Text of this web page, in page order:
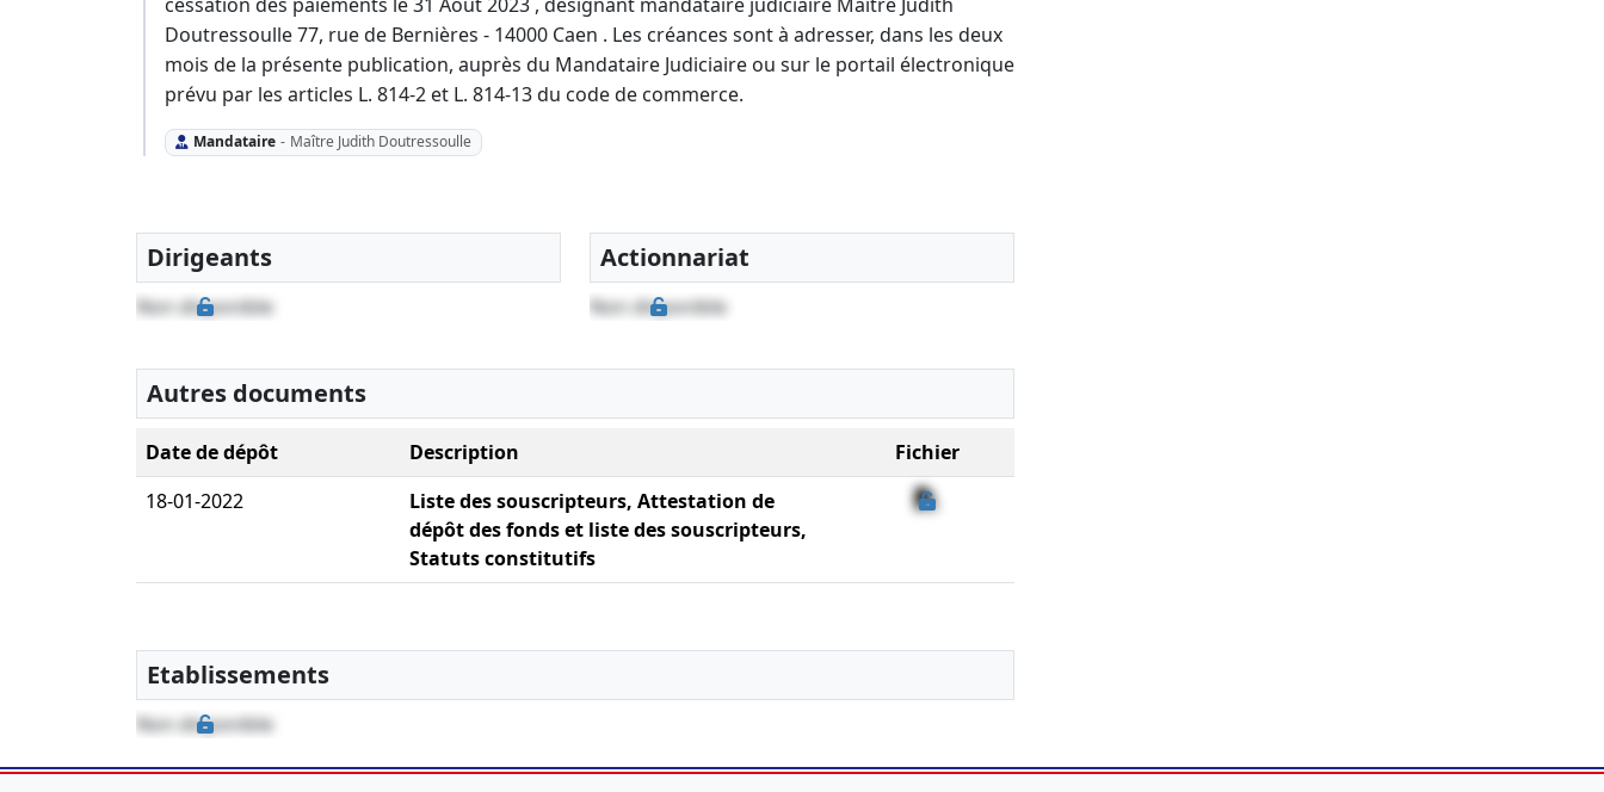
Doutressoulle 77, rue de Bernières - 14000 Caen . Les créances sont à adresser, dans les deux
mois de la présente publication, auprès du Mandataire Judiciaire ou sur le portail électronique
prévu par les articles L. 814-2 et L. 814-13 du code de commerce.
Mandataire - Maître Judith Doutressoulle
Dirigeants
Non disponible
Actionnariat
Non disponible
Autres documents
Date de dépôt Description
Fichier
18-01-2022
Liste des souscripteurs, Attestation de
dépôt des fonds et liste des souscripteurs,
Statuts constitutifs
Etablissements
Non disponible